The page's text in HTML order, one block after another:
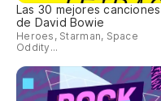
Las 30 mejores canciones
de David Bowie
Heroes, Starman, Space
Oddity...